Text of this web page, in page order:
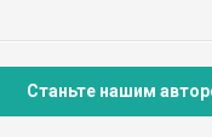
Станьте нашим